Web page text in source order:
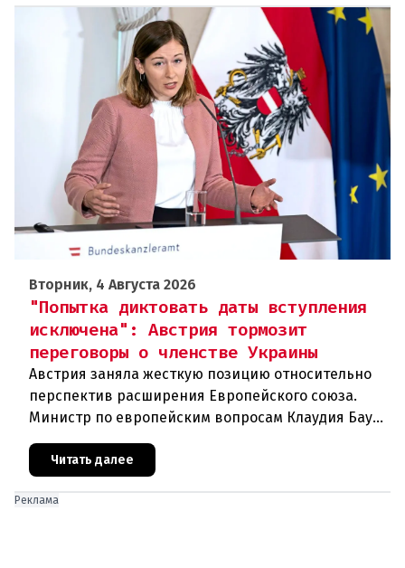
Вторник, 4 Августа 2026
"Попытка диктовать даты вступления
исключена": Австрия тормозит
переговоры о членстве Украины
Австрия заняла жесткую позицию относительно
перспектив расширения Европейского союза.
Министр по европейским вопросам Клаудия Бауэр
(ÖVP) категорически исключила возможность
ускоренного присоединения
Читать далее
Реклама